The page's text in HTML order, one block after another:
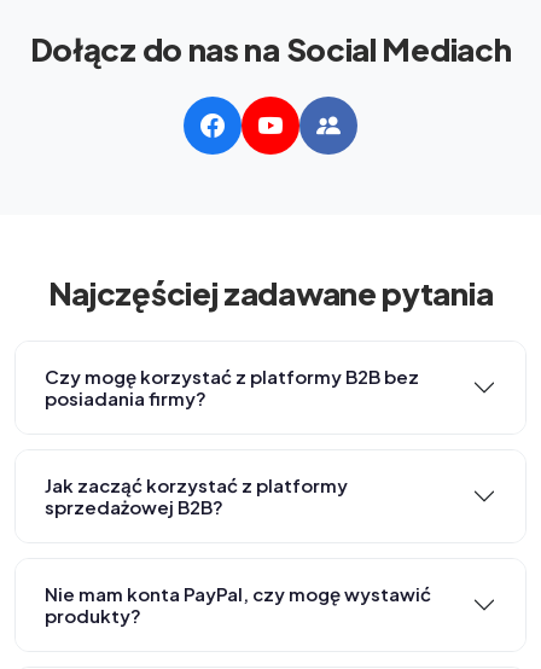
Dołącz do nas na Social Mediach
Najczęściej zadawane pytania
Czy mogę korzystać z platformy B2B bez
posiadania firmy?
Jak zacząć korzystać z platformy
sprzedażowej B2B?
Nie mam konta PayPal, czy mogę wystawić
produkty?